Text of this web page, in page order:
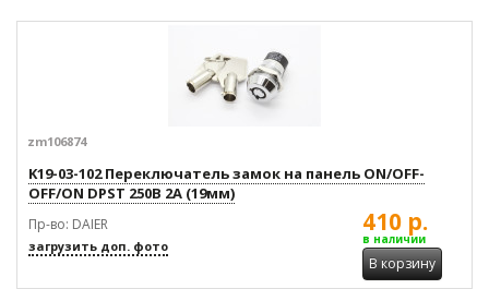
zm106874
K19-03-102 Переключатель замок на панель ON/OFF-
OFF/ON DPST 250В 2А (19мм)
Пр-во: DAIER
загрузить доп. фото
410 р.
в наличии
В корзину